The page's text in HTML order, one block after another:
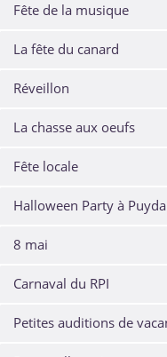
Fête de la musique
La fête du canard
Réveillon
La chasse aux oeufs
Fête locale
Halloween Party à
8 mai
Carnaval du RPI
Petites auditions de